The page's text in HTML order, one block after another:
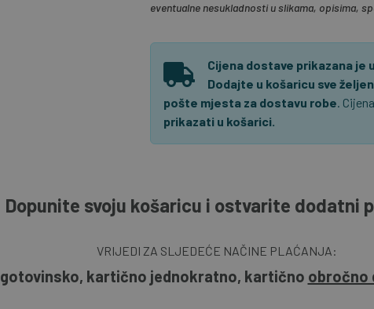
eventualne nesukladnosti u slikama, opisima,
Cijena dostave prikazana je
Dodajte u košaricu sve
pošte mjesta za dostavu robe.
prikazati u košarici.
Dopunite svoju košaricu i ostvarite dodatni
VRIJEDI ZA SLJEDEĆE NAČINE PLAĆANJA:
gotovinsko, kartično jednokratno, kartično obročno